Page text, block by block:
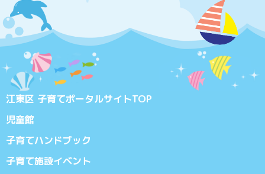
江東区 子育てポータルサイトTOP
児童館
子育てハンドブック
子育て施設イベント